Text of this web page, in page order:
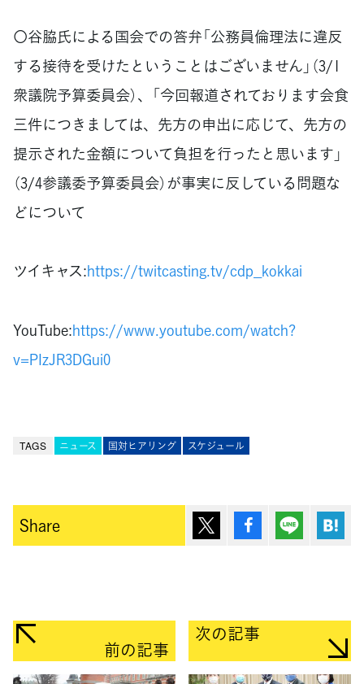
〇谷脇氏による国会での答弁「公務員倫理法に違反
する接待を受けたということはございません」（3/1
衆議院予算委員会）、「今回報道されております会食
三件につきましては、先方の申出に応じて、先方の
提示された金額について負担を行ったと思います」
（3/4参議委予算委員会）が事実に反している問題な
どについて
ツイキャス:https://twitcasting.tv/cdp_kokkai
YouTube:https://www.youtube.com/watch?
v=PIzJR3DGui0
TAGS ニュース 国対ヒアリング スケジュール
Share ポスト シェア Lineで送
前の記事
次の記事